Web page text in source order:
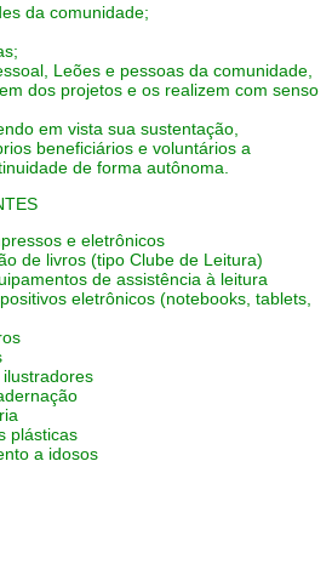
da comunidade;
Leões e pessoas da comunidade,
dos projetos e os realizem com senso
em vista sua sustentação,
beneficiários e voluntários a
de forma autônoma.
e eletrônicos
de livros (tipo Clube de Leitura)
de assistência à leitura
eletrônicos (notebooks, tablets,
plásticas
a idosos